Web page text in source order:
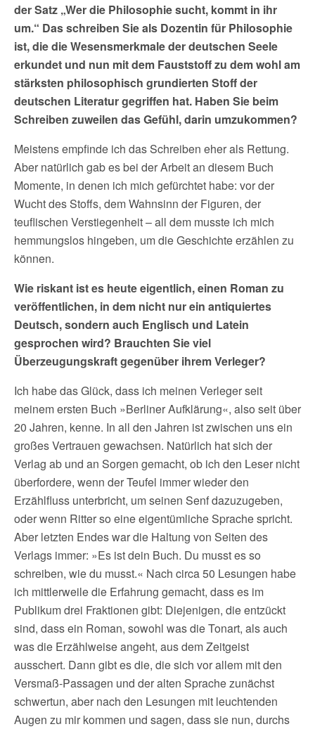
der Satz „Wer die Philosophie sucht, kommt in ihr
um.“ Das schreiben Sieals Dozentin für Philosophie
ist, die die Wesensmerkmale der deutschen Seele
erkundet und nun mit dem Fauststoff zu dem wohl am
stärksten philosophisch grundierten Stoff der
deutschen Literatur gegriffen hat. Haben Sie beim
Schreiben zuweilen das Gefühl,darin umzukommen?
Meistens empfinde ich das Schreiben eher als Rettung.
Aber natürlich gab es bei der Arbeit an diesem Buch
Momente, in denen ich mich gefürchtet habe: vor der
Wucht des Stoffs, dem Wahnsinn der Figuren, der
teuflischen Verstiegenheit – all dem musste ich mich
hemmungslos hingeben, um die Geschichte erzählen zu
können.
Wie riskant ist es heute eigentlich, einen Roman zu
veröffentlichen, in dem nicht nur ein antiquiertes
Deutsch, sondern auch Englisch und Latein
gesprochen wird? Brauchten Sie viel
Überzeugungskraft gegenüber ihrem Verleger?
Ich habe das Glück, dass ich meinen Verleger seit
meinem ersten Buch »Berliner Aufklärung«, also seit über
20 Jahren, kenne. In all den Jahren ist zwischen uns ein
großes Vertrauen gewachsen. Natürlich hat sich der
Verlag ab und an Sorgen gemacht, ob ich den Leser nicht
überfordere, wenn der Teufel immer wieder den
Erzählfluss unterbricht, um seinen Senf dazuzugeben,
oder wenn Ritter so eine eigentümliche Sprache spricht.
Aber letzten Endes war die Haltung von Seiten des
Verlags immer: »Es ist dein Buch. Du musst es so
schreiben, wie du musst.« Nach circa 50 Lesungen habe
ich mittlerweile die Erfahrung gemacht, dass es im
Publikum drei Fraktionen gibt: Diejenigen, die entzückt
sind, dass ein Roman, sowohl was die Tonart, als auch
was die Erzählweise angeht, aus dem Zeitgeist
ausschert. Dann gibt es die, die sich vor allem mit den
Versmaß-Passagen und der alten Sprache zunächst
schwertun, aber nach den Lesungen mit leuchtenden
Augen zu mir kommen und sagen, dass sie nun, durchs